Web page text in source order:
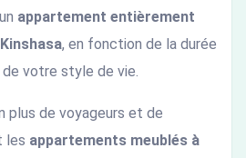
appartement entièrement
, en fonction de la durée
votre style de vie.
plus de voyageurs et de
les appartements meublés à